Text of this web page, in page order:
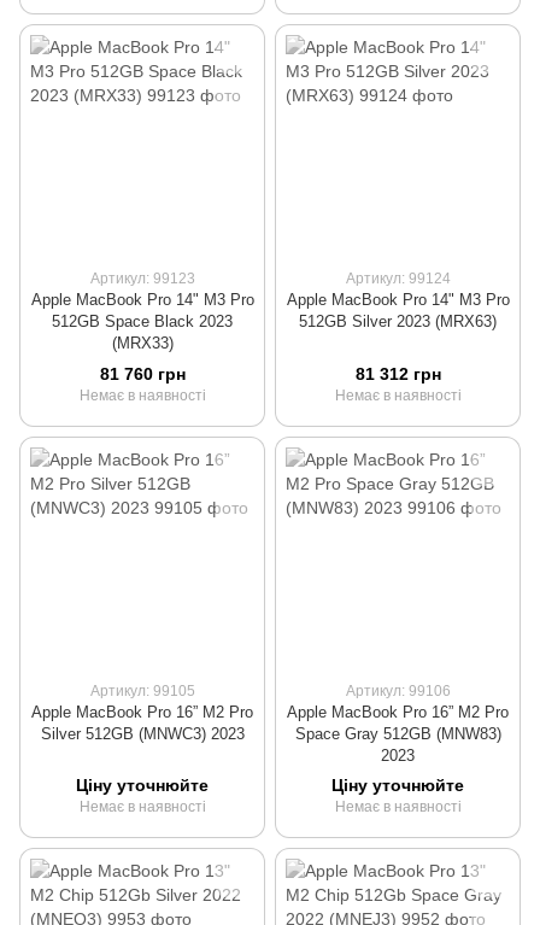
Артикул: 99123
Apple MacBook Pro 14" M3 Pro
512GB Space Black 2023
(MRX33)
81 760 грн
Немає в наявності
Артикул: 99124
Apple MacBook Pro 14" M3 Pro
512GB Silver 2023 (MRX63)
81 312 грн
Немає в наявності
Артикул: 99105
Apple MacBook Pro 16” M2 Pro
Silver 512GB (MNWC3) 2023
Ціну уточнюйте
Немає в наявності
Артикул: 99106
Apple MacBook Pro 16” M2 Pro
Space Gray 512GB (MNW83)
2023
Ціну уточнюйте
Немає в наявності